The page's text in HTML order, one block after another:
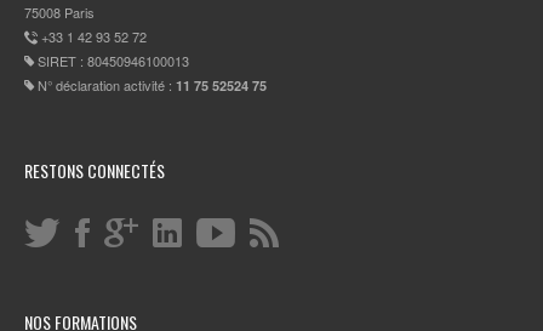
75008 Paris
+33 1 42 93 52 72
SIRET : 80450946100013
N° déclaration activité : 11 75 52524 75
RESTONS CONNECTÉS
NOS FORMATIONS